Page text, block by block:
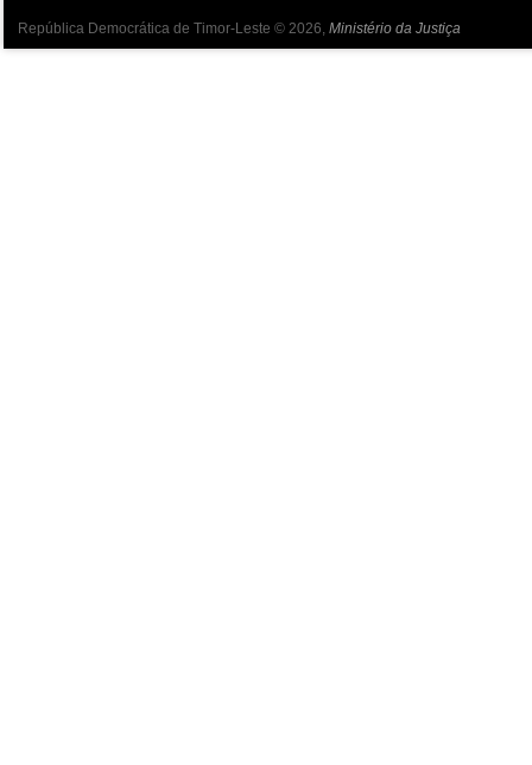
República Democrática de Timor-Leste © 2026, Ministério da Justiça